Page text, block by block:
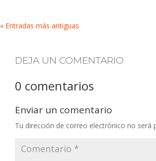
« Entradas más antiguas
DEJA UN COMENTARIO
0 comentarios
Enviar un comentario
Tu dirección de correo electrónico no será